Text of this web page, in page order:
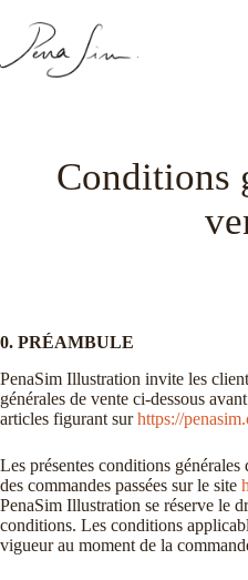
contenu
Conditions
0. PRÉAMBULE
PenaSim Illustration invite les
générales de vente ci-dessous
articles figurant surhttps://
Les présentes conditions générales
des commandes passées sur le site
PenaSim Illustration se réserve le
conditions. Les conditions
vigueur au moment de la